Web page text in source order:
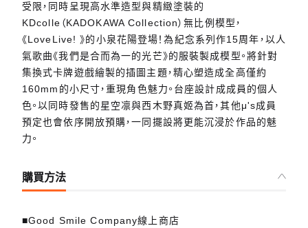
受限，同時呈現高水準造型與精緻塗裝的
KDcolle（KADOKAWA Collection）無比例模型，
《LoveLive! 》的小泉花陽登場！為紀念系列作15周年，以人
氣歌曲《我們是合而為一的光芒》的服裝製成模型。將針對
集換式卡牌遊戲繪製的插圖主題，精心塑造成全高僅約
160mm的小尺寸，重現角色魅力。台座設計成成員的個人
色。以同時發售的星空凛與西木野真姬為首，其他μ's成員
預定也會依序開放預購，一同擺設將更能沉浸於作品的魅
力。
購買方法
■Good Smile Company線上商店